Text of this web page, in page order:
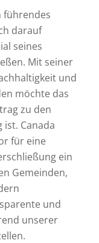
führendes
darauf
seines
Mit seiner
und
möchte das
zu den
ist. Canada
für eine
ein
Gemeinden,
und
unserer